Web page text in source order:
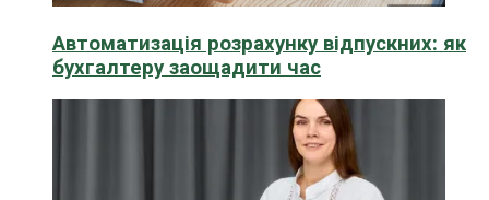
Автоматизація розрахунку відпускних: як
бухгалтеру заощадити час